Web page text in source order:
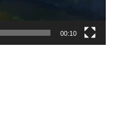
00:10